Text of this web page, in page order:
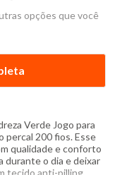
opções que você
Verde Jogo para
percal 200 fios. Esse
qualidade e conforto
durante o dia e deixar
tecido anti-pilling,